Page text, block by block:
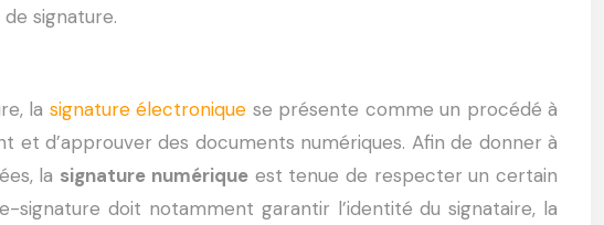
signature.
la signature électronique se présente comme un procédé à
et d’approuver des documents numériques. Afin de donner à
la signature numériqueest tenue de respecter un certain
doit notamment garantir l’identité du signataire, la